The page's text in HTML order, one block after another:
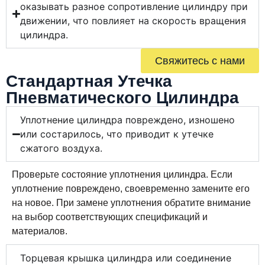
оказывать разное сопротивление цилиндру при
движении, что повлияет на скорость вращения
цилиндра.
Свяжитесь с нами
Стандартная Утечка
Пневматического Цилиндра
Уплотнение цилиндра повреждено, изношено
или состарилось, что приводит к утечке
сжатого воздуха.
Проверьте состояние уплотнения цилиндра. Если
уплотнение повреждено, своевременно замените его
на новое. При замене уплотнения обратите внимание
на выбор соответствующих спецификаций и
материалов.
Торцевая крышка цилиндра или соединение